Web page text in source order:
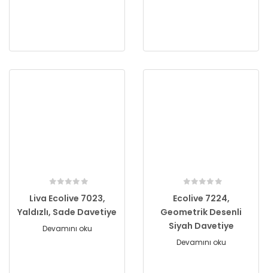
Liva Ecolive 7023,
Yaldızlı, Sade Davetiye
Devamını oku
Ecolive 7224,
Geometrik Desenli
Siyah Davetiye
Devamını oku